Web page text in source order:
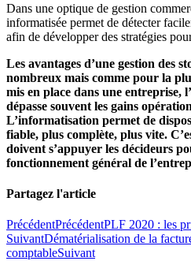
Dans une optique de gestion
informatisée permet de détecter
afin de développer des stratégies
Les avantages d’une gestion des
nombreux mais comme pour la
mis en place dans une entreprise,
dépasse souvent les gains
L’informatisation permet de
fiable, plus complète, plus vite.
doivent s’appuyer les décideurs
fonctionnement général de
Partagez l'article
PrécédentPrécédentPLF 2020 : les
SuivantDématérialisation de la
comptableSuivant